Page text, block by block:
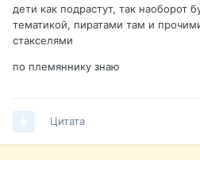
дети как подрастут, так наоборот
тематикой, пиратами там и
стакселями
по племяннику знаю
Цитата